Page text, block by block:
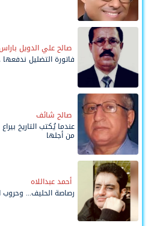
صالح علي الدويل
فاتورة التضليل
صالح شائف
عندما يُكتب التاريخ
من أجلها
أحمد عبداللاه
رصاصة الحليف... وحروب